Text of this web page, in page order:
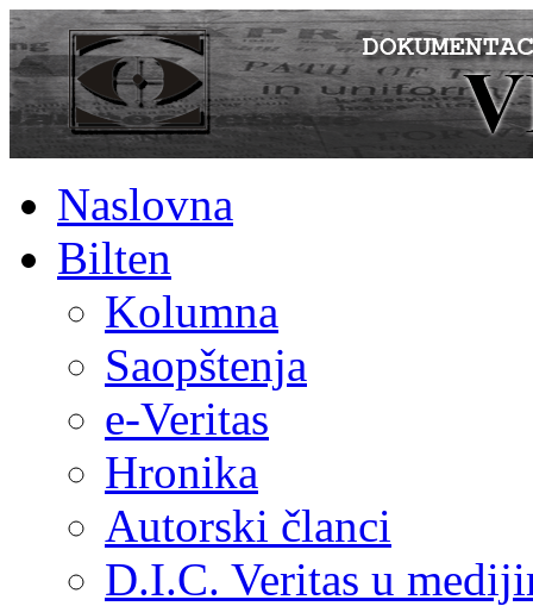
Naslovna
Bilten
Kolumna
Saopštenja
e-Veritas
Hronika
Autorski članci
D.I.C. Veritas u